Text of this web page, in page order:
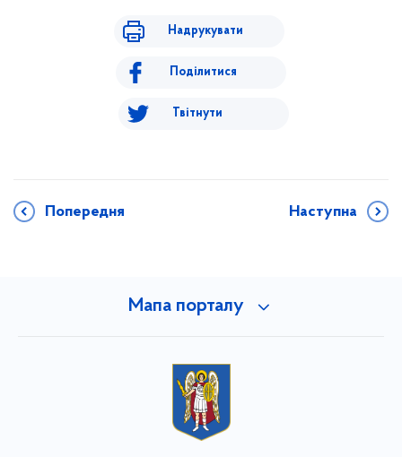
Надрукувати
Поділитися
Твітнути
Попередня Наступна
Мапа порталу